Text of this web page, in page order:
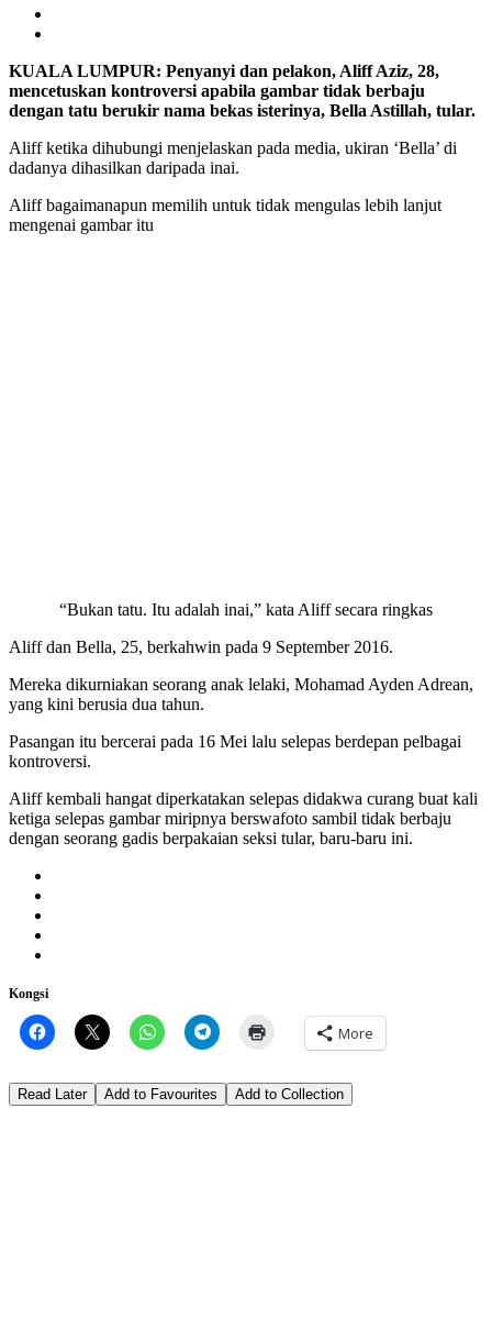
KUALA LUMPUR: Penyanyi dan pelakon, Aliff Aziz, 28,
mencetuskan kontroversi apabila gambar tidak berbaju
dengan tatu berukir nama bekas isterinya, Bella Astillah, tular.
Aliff ketika dihubungi menjelaskan pada media, ukiran ‘Bella’ di
dadanya dihasilkan daripada inai.
Aliff bagaimanapun memilih untuk tidak mengulas lebih lanjut
mengenai gambar itu
“Bukan tatu. Itu adalah inai,” kata Aliff secara ringkas
Aliff dan Bella, 25, berkahwin pada 9 September 2016.
Mereka dikurniakan seorang anak lelaki, Mohamad Ayden Adrean,
yang kini berusia dua tahun.
Pasangan itu bercerai pada 16 Mei lalu selepas berdepan pelbagai
kontroversi.
Aliff kembali hangat diperkatakan selepas didakwa curang buat kali
ketiga selepas gambar miripnya berswafoto sambil tidak berbaju
dengan seorang gadis berpakaian seksi tular, baru-baru ini.
Kongsi
More
Read Later Add to Favourites Add to Collection